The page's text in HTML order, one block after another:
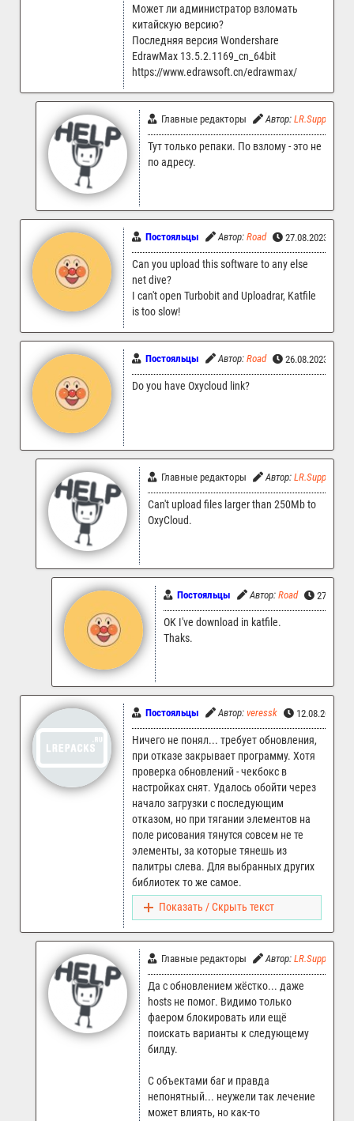
Может ли администратор взломать
китайскую версию?
Последняя версия Wondershare
EdrawMax 13.5.2.1169_cn_64bit
https://www.edrawsoft.cn/edrawmax/
Главные редакторы Автор: LR.Support
Тут только репаки. По взлому - это не
по адресу.
Постояльцы Автор: Road 27.08.2023
Can you upload this software to any else
net dive?
I can't open Turbobit and Uploadrar, Katfile
is too slow!
Постояльцы Автор: Road 26.08.2023
Do you have Oxycloud link?
Главные редакторы Автор: LR.Support
Can't upload files larger than 250Mb to
OxyCloud.
Постояльцы Автор: Road
OK I've download in katfile.
Thaks.
Постояльцы Автор: veressk 12.08.2023
Ничего не понял... требует обновления,
при отказе закрывает программу. Хотя
проверка обновлений - чекбокс в
настройках снят. Удалось обойти через
начало загрузки с последующим
отказом, но при тягании элементов на
поле рисования тянутся совсем не те
элементы, за которые тянешь из
палитры слева. Для выбранных других
библиотек то же самое.
Показать / Скрыть текст
Главные редакторы Автор: LR.Support
Да с обновлением жёстко... даже
hosts не помог. Видимо только
фаером блокировать или ещё
поискать варианты к следующему
билду.
С объектами баг и правда
непонятный... неужели так лечение
может влиять, но как-то